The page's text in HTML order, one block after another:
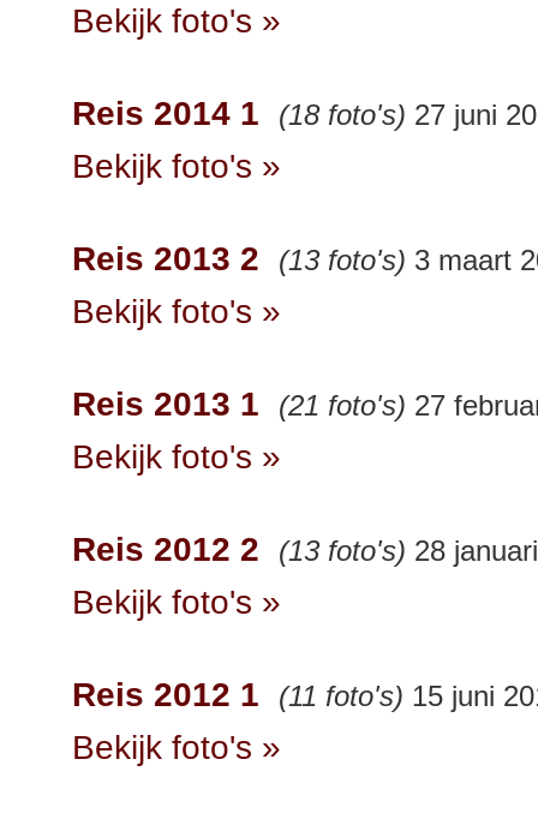
Bekijk foto's »
Reis 2014 1 (18 foto's) 27 juni
Bekijk foto's »
Reis 2013 2 (13 foto's) 3 maart
Bekijk foto's »
Reis 2013 1 (21 foto's) 27
Bekijk foto's »
Reis 2012 2 (13 foto's) 28
Bekijk foto's »
Reis 2012 1 (11 foto's) 15 juni
Bekijk foto's »